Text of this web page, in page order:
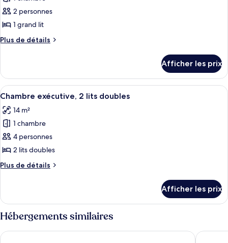
pour
ce
type
de
Chambre
exécutive,
1
grand
lit
2 personnes
1 grand lit
Plus de détails
Plus
Chambre
exécutive,
1
lit
Afficher les prix
Afficher
toutes
les
photos
pour
ce
type
de
Chambre
exécutive,
2
lits
Une chambre d’hôtel avec deux lits,
4
Chambre exécutive, 2 lits doubles
14 m²
1 chambre
4 personnes
2 lits doubles
Plus de détails
Plus
Chambre
exécutive,
2
lits
doubles
Afficher les prix
Hébergements similaires
ROW NYC YOTEL